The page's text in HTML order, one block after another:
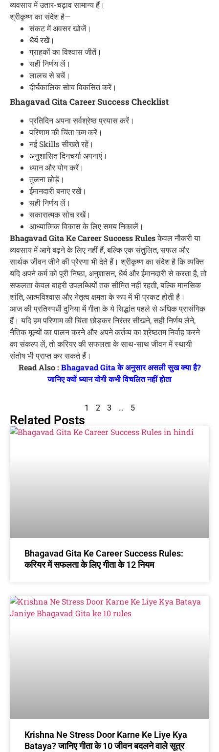
व्यवसाय में उतार-चढ़ाव सामान्य हैं।
श्रीकृष्ण का संदेश है—
संकट में अवसर खोजें।
धैर्य रखें।
ग्राहकों का विश्वास जीतें।
सही निर्णय लें।
लालच से बचें।
दीर्घकालिक सोच विकसित करें।
Bhagavad Gita Career Success Checklist
प्रतिदिन अपना सर्वश्रेष्ठ प्रयास करें।
परिणाम की चिंता कम करें।
नई Skills सीखते रहें।
अनुशासित दिनचर्या अपनाएं।
ध्यान और योग करें।
तुलना छोड़ें।
ईमानदारी बनाए रखें।
सही निर्णय लें।
सकारात्मक सोच रखें।
आध्यात्मिक विकास के लिए समय निकालें।
Bhagavad Gita Ke Career Success Rulesकेवल नौकरी या
व्यवसाय में आगे बढ़ने के लिए नहीं हैं, बल्कि एक संतुलित, सफल और
सार्थक जीवन जीने की प्रेरणा भी देते हैं। श्रीकृष्ण का संदेश है कि व्यक्ति
यदि अपने कर्म को पूरी निष्ठा, अनुशासन, धैर्य और ईमानदारी से करता है, तो
सफलता केवल बाहरी उपलब्धियों तक सीमित नहीं रहती, बल्कि मानसिक
शांति, आत्मविश्वास और नेतृत्व क्षमता के रूप में भी प्रकट होती है।
आज की प्रतिस्पर्धी दुनिया में गीता के ये सिद्धांत पहले से अधिक प्रासंगिक
हैं। यदि हम परिणाम की चिंता छोड़कर निरंतर सीखने, सही निर्णय लेने,
नैतिक मूल्यों का पालन करने और अपने कर्तव्य का श्रेष्ठतम निर्वाह करने
का संकल्प लें, तो करियर की सफलता के साथ-साथ जीवन में स्थायी
संतोष भी प्राप्त कर सकते हैं।
Read Also : Bhagavad Gita के अनुसार असली सुख क्या है?
जानिए क्यों ध्यान योगी कभी विचलित नहीं होता
1 2 3 … 5
Related Posts
Bhagavad Gita Ke Career Success Rules:
करियर में सफलता के लिए गीता के 12 नियम
Krishna Ne Stress Door Karne Ke Liye Kya
Bataya? जानिए गीता के 10 जीवन बदलने वाले सूत्र